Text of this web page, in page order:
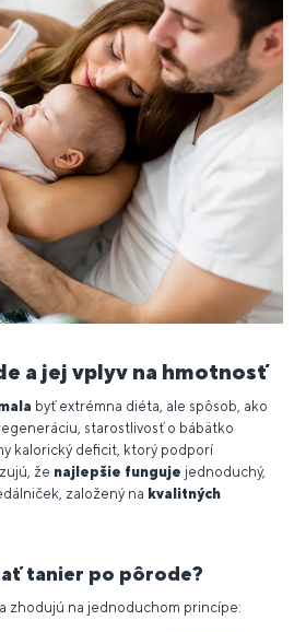
a jej vplyv na hmotnosť
byť extrémna diéta, ale spôsob, ako
starostlivosť o bábätko
kalorický deficit, ktorý podporí
že najlepšie funguje jednoduchý,
založený na kvalitných
tanier po pôrode?
zhodujú na jednoduchom princípe: